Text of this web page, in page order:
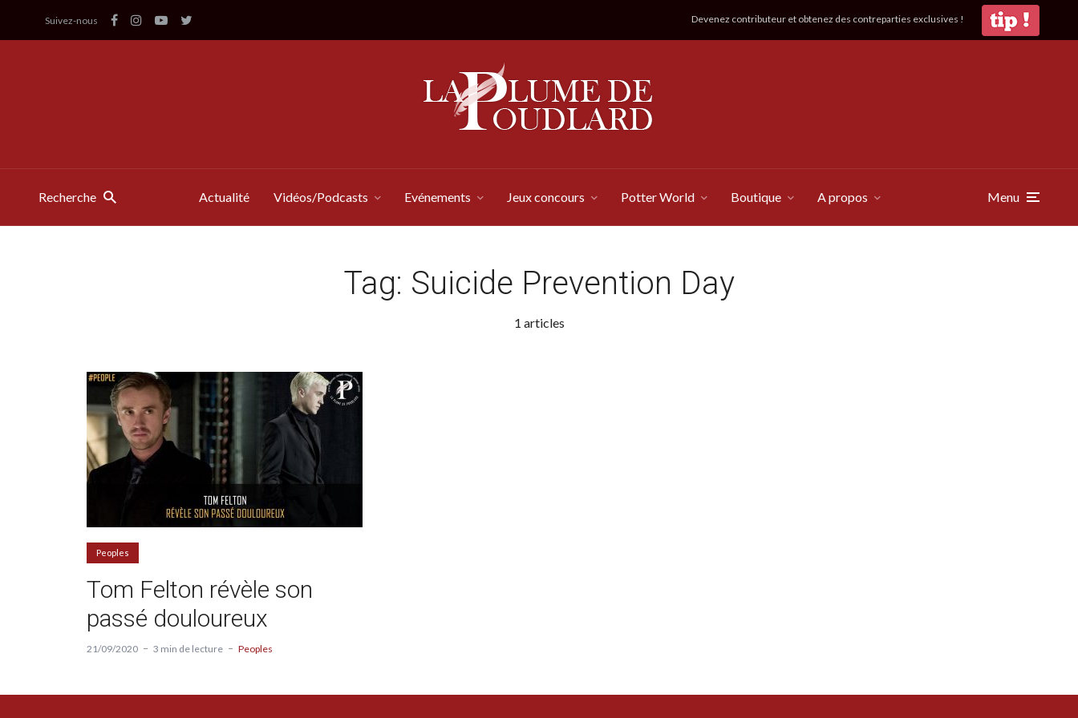
Suivez-nous Devenez contributeur et obtenez des contreparties exclusives !
Recherche Actualité Vidéos/Podcasts Evénements Jeux concours Potter World Boutique A propos Menu
Tag: Suicide Prevention Day
1 articles
Peoples
Tom Felton révèle son
passé douloureux
21/09/2020 3 min de lecture Peoples